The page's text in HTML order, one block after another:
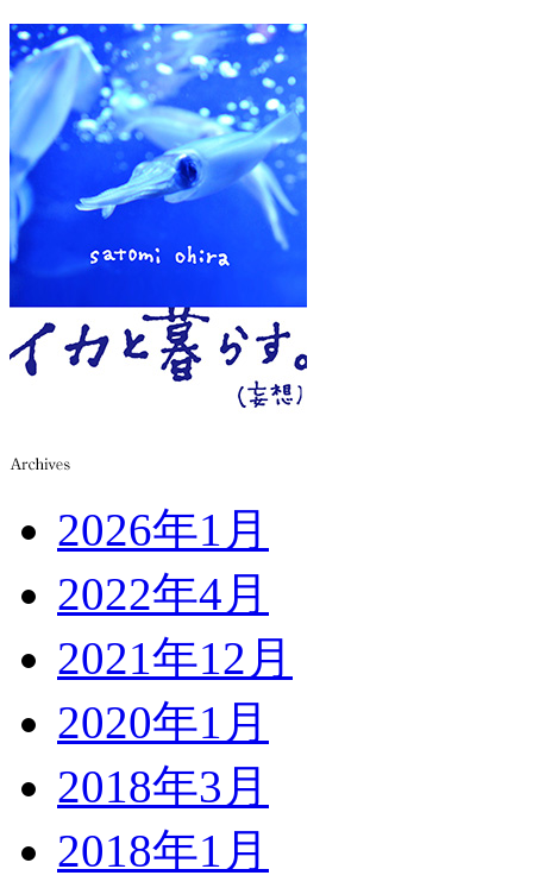
2026年1月
2022年4月
2021年12月
2020年1月
2018年3月
2018年1月